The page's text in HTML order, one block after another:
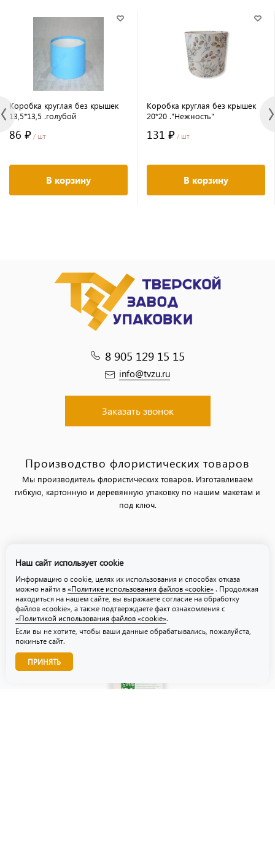
Коробка круглая без крышек
13,5*13,5 .голубой
86 ₽ / шт
В корзину
Коробка круглая без крышек
20*20 ."Нежность"
131 ₽ / шт
В корзину
8 905 129 15 15
info@tvzu.ru
Заказать звонок
Производство флористических товаров
Мы производитель флористических товаров. Изготавливаем
гибкую, картонную и деревянную упаковку по нашим макетам и
под ключ.
Политика использования файлов «cookie»
Звоните нам!
Наш сайт использует cookie
Информацию о cookie, целях их использования и способах отказа
можно найти в «Политике использования файлов «cookie» . Продолжая
находиться на нашем сайте, вы выражаете согласие на обработку
файлов «cookie», а также подтверждаете факт ознакомления с
«Политикой использования файлов «cookie».
Если вы не хотите, чтобы ваши данные обрабатывались, пожалуйста,
покиньте сайт.
ПРИНЯТЬ